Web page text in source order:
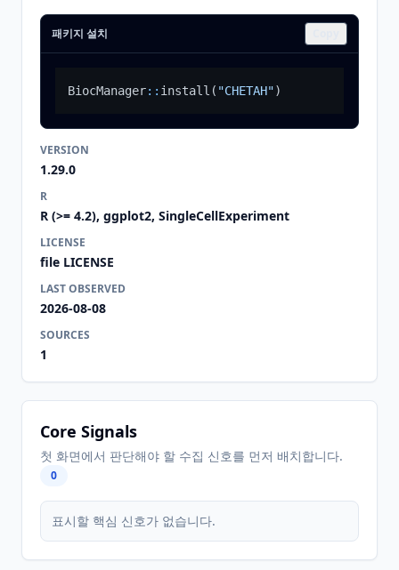
패키지 설치
BiocManager:: install ( "CHETAH")
VERSION
1.29.0
R
R (>= 4.2), ggplot2, SingleCellExperiment
LICENSE
file LICENSE
LAST OBSERVED
2026-08-08
SOURCES
1
Core Signals
첫 화면에서 판단해야 할 수집 신호를 먼저 배치합니다.
0
표시할 핵심 신호가 없습니다.